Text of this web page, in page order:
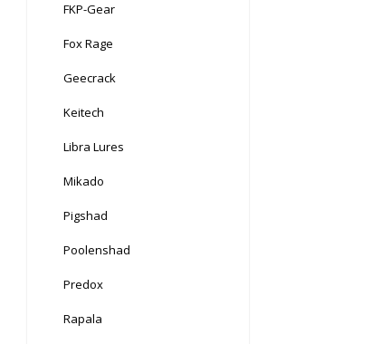
FKP-Gear
Fox Rage
Geecrack
Keitech
Libra Lures
Mikado
Pigshad
Poolenshad
Predox
Rapala